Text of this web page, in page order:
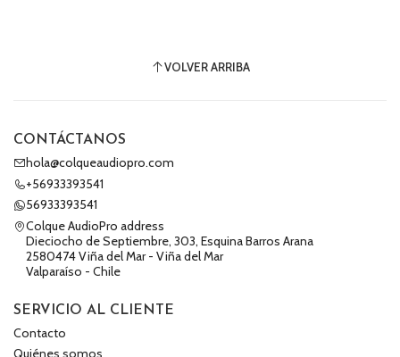
VOLVER ARRIBA
CONTÁCTANOS
hola@colqueaudiopro.com
+56933393541
56933393541
Colque AudioPro address
Dieciocho de Septiembre, 303, Esquina Barros Arana
2580474 Viña del Mar - Viña del Mar
Valparaíso - Chile
SERVICIO AL CLIENTE
Contacto
Quiénes somos